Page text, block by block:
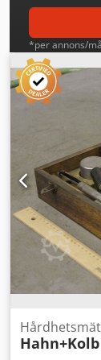
*per annons/
Hahn+Kolb